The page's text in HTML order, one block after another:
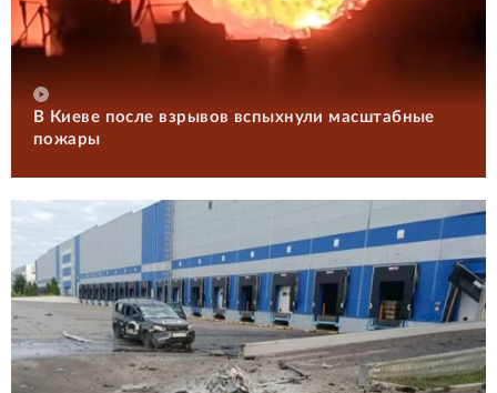
В Киеве после взрывов вспыхнули масштабные
пожары